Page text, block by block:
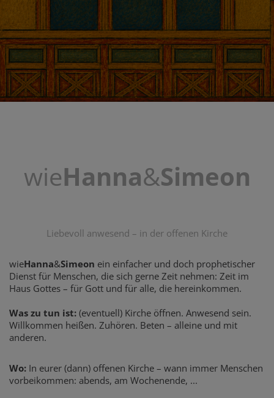
wieHanna&Simeon
Liebevoll anwesend – in der offenen Kirche
wieHanna&Simeon ein einfacher und doch prophetischer
Dienst für Menschen, die sich gerne Zeit nehmen: Zeit im
Haus Gottes – für Gott und für alle, die hereinkommen.
Was zu tun ist: (eventuell) Kirche öffnen. Anwesend sein.
Willkommen heißen. Zuhören. Beten – alleine und mit
anderen.
Wo: In eurer (dann) offenen Kirche – wann immer Menschen
vorbeikommen: abends, am Wochenende, ...